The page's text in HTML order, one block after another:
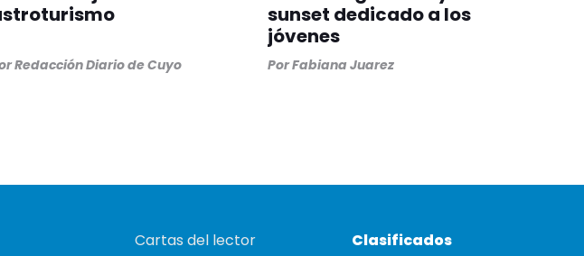
Redacción Diario de Cuyo
sunset dedicado a los
jóvenes
PorFabiana Juarez
Cartas del lector
Clasificados